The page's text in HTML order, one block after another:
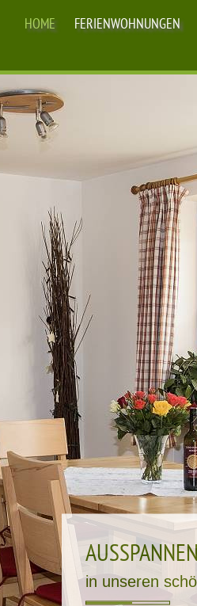
HOME FERIENWOHNUNGEN
in unseren